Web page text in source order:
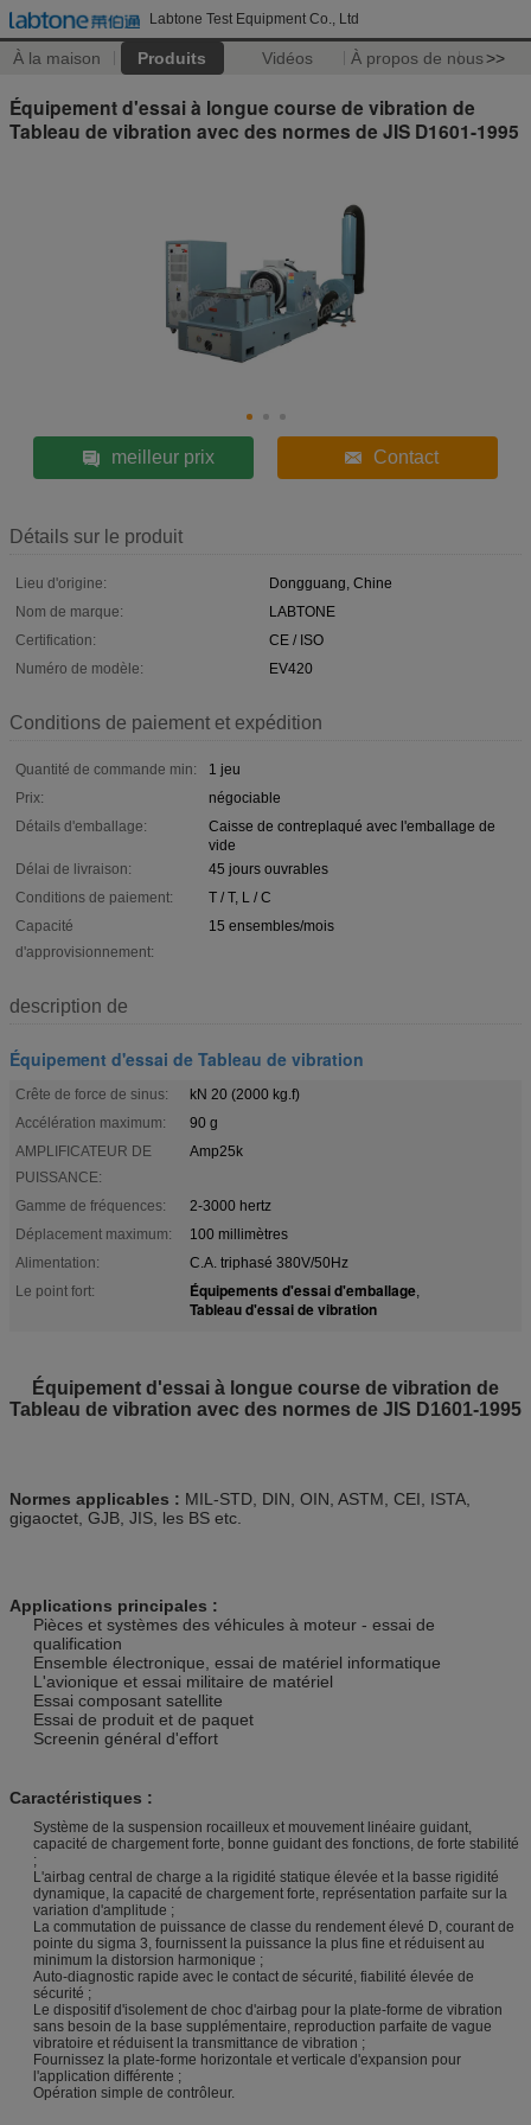
Labtone Test Equipment Co., Ltd
À la maison Produits Vidéos À propos de nous>>
Équipement d'essai à longue course de vibration de
Tableau de vibration avec des normes de JIS D1601-1995
meilleur prix Contact
Détails sur le produit
Lieu d'origine:
Dongguang, Chine
Nom de marque:
LABTONE
Certification:
CE / ISO
Numéro de modèle:
EV420
Conditions de paiement et expédition
Quantité de commande min:
1 jeu
Prix:
négociable
Détails d'emballage:
Caisse de contreplaqué avec l'emballage de
vide
Délai de livraison:
45 jours ouvrables
Conditions de paiement:
T / T, L / C
Capacité
d'approvisionnement:
15 ensembles/mois
description de
Équipement d'essai de Tableau de vibration
Crête de force de sinus:
kN 20 (2000 kg.f)
Accélération maximum:
90 g
AMPLIFICATEUR DE
PUISSANCE:
Amp25k
Gamme de fréquences:
2-3000 hertz
Déplacement maximum:
100 millimètres
Alimentation:
C.A. triphasé 380V/50Hz
Le point fort:
Équipements d'essai d'emballage,
Tableau d'essai de vibration
Équipement d'essai à longue course de vibration de
Tableau de vibration avec des normes de JIS D1601-1995
Normes applicables : MIL-STD, DIN, OIN, ASTM, CEI, ISTA,
gigaoctet, GJB, JIS, les BS etc.
Applications principales :
Pièces et systèmes des véhicules à moteur - essai de
qualification
Ensemble électronique, essai de matériel informatique
L'avionique et essai militaire de matériel
Essai composant satellite
Essai de produit et de paquet
Screenin général d'effort
Caractéristiques :
Système de la suspension rocailleux et mouvement linéaire guidant,
capacité de chargement forte, bonne guidant des fonctions, de forte stabilité
;
L'airbag central de charge a la rigidité statique élevée et la basse rigidité
dynamique, la capacité de chargement forte, représentation parfaite sur la
variation d'amplitude ;
La commutation de puissance de classe du rendement élevé D, courant de
pointe du sigma 3, fournissent la puissance la plus fine et réduisent au
minimum la distorsion harmonique ;
Auto-diagnostic rapide avec le contact de sécurité, fiabilité élevée de
sécurité ;
Le dispositif d'isolement de choc d'airbag pour la plate-forme de vibration
sans besoin de la base supplémentaire, reproduction parfaite de vague
vibratoire et réduisent la transmittance de vibration ;
Fournissez la plate-forme horizontale et verticale d'expansion pour
l'application différente ;
Opération simple de contrôleur.